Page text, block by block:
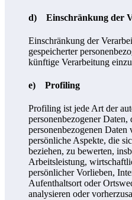
d) Einschränkung der
Einschränkung der
gespeicherter
künftige Verarbeitung
e) Profiling
Profiling ist jede Art der
personenbezogener Daten,
personenbezogenen
persönliche Aspekte, die
beziehen, zu bewerten,
Arbeitsleistung,
persönlicher Vorlieben,
Aufenthaltsort oder
analysieren oder